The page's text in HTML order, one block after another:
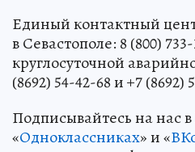
Единый контактный
в Севастополе: 8 (800)
круглосуточной
(8692) 54-42-68 и +7 (8692)
Подписывайтесь на нас в
«Одноклассниках» и «